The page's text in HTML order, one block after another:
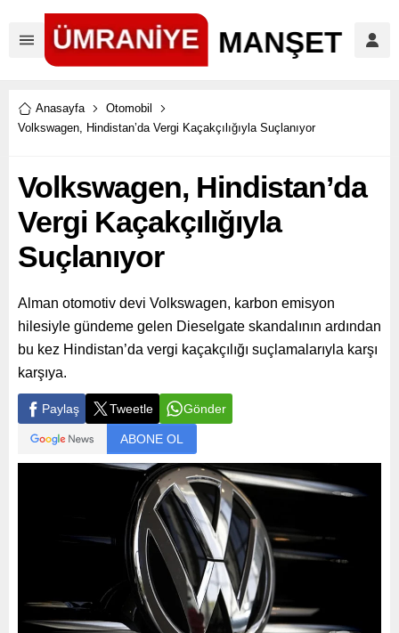
Anasayfa
Otomobil
Volkswagen, Hindistan’da Vergi Kaçakçılığıyla Suçlanıyor
Volkswagen, Hindistan’da
Vergi Kaçakçılığıyla
Suçlanıyor
Alman otomotiv devi Volkswagen, karbon emisyon
hilesiyle gündeme gelen Dieselgate skandalının ardından
bu kez Hindistan’da vergi kaçakçılığı suçlamalarıyla karşı
karşıya.
Paylaş Tweetle Gönder
ABONE OL